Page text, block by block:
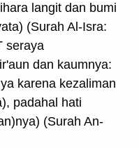
langit dan bumi
(Surah Al-Isra:
seraya
dan kaumnya:
karena kezaliman
padahal hati
(Surah An-